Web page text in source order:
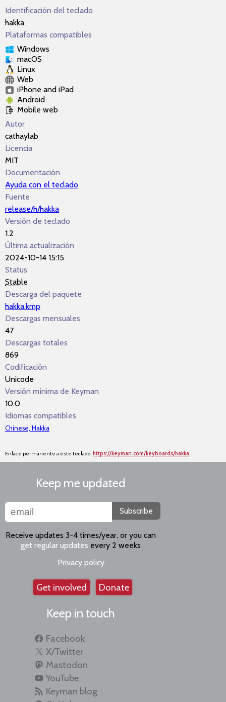
Identificación del teclado
hakka
Plataformas compatibles
Windows
macOS
Linux
Web
iPhone and iPad
Android
Mobile web
Autor
cathaylab
Licencia
MIT
Documentación
Ayuda con el teclado
Fuente
release/h/hakka
Versión de teclado
1.2
Última actualización
2024-10-14 15:15
Status
Stable
Descarga del paquete
hakka.kmp
Descargas mensuales
47
Descargas totales
869
Codificación
Unicode
Versión mínima de Keyman
10.0
Idiomas compatibles
Chinese, Hakka
Enlace permanente a este teclado: https://keyman.com/keyboards/hakka
Keep me updated
Subscribe
Receive updates 3-4 times/year, or you can
get regular updates every 2 weeks
Privacy policy
Get involved Donate
Keep in touch
Facebook
X/Twitter
Mastodon
YouTube
Keyman blog